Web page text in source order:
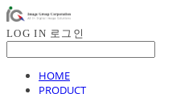
LOG IN 로그인
HOME
PRODUCT